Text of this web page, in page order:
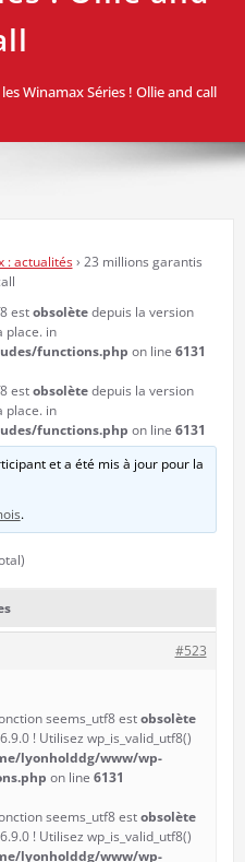
Winamax Séries ! Ollie and call
: actualités › 23 millions garantis
estobsolètedepuis la version
place. in
functions.php on line 6131
estobsolètedepuis la version
place. in
functions.php on line 6131
et a été mis à jour pour la
.
#523
seems_utf8 estobsolète
! Utilisez wp_is_valid_utf8()
lyonholddg/www/wp-
on line 6131
seems_utf8 estobsolète
! Utilisez wp_is_valid_utf8()
lyonholddg/www/wp-